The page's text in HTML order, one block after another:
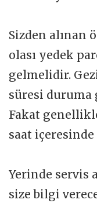
Sizden alınan
olası yedek
gelmelidir.
süresi duruma
Fakat
saat
Yerinde servis
size bilgi